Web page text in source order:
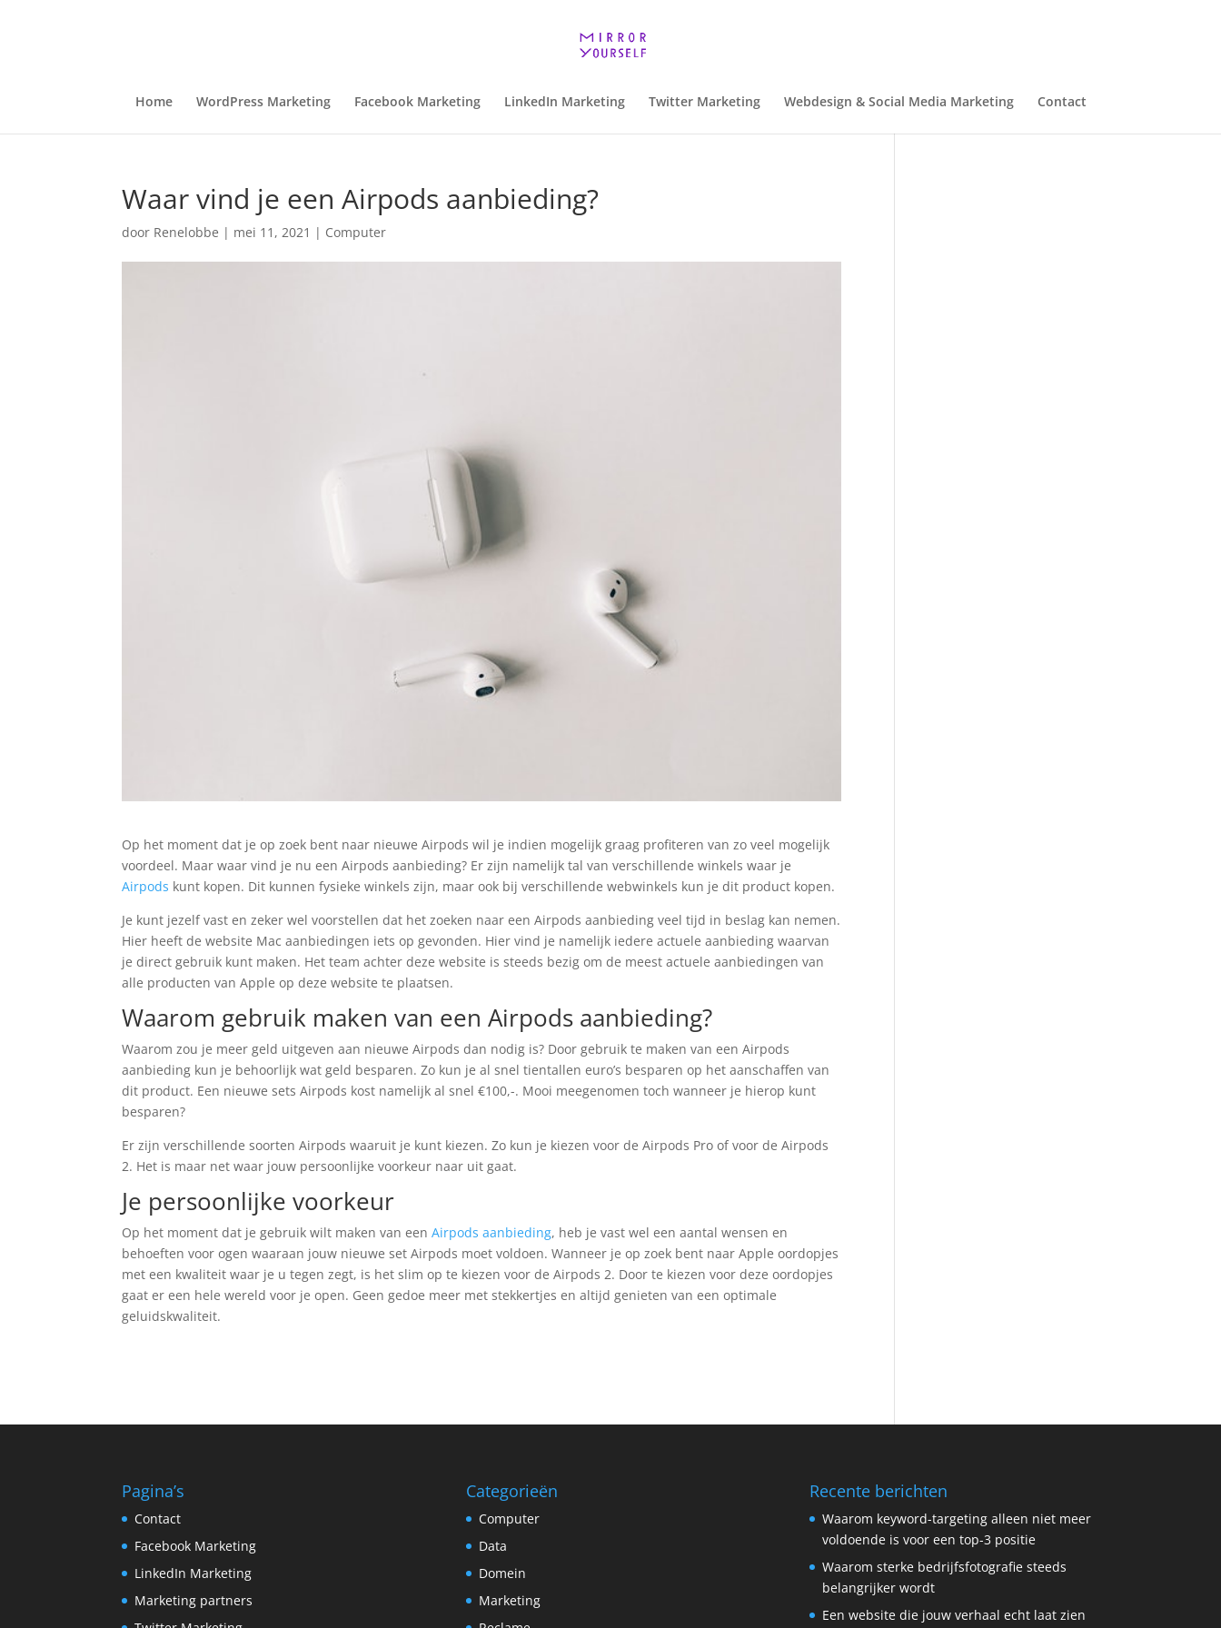
Home WordPress Marketing Facebook Marketing LinkedIn Marketing Twitter Marketing Webdesign & Social Media Marketing Contact
Waar vind je een Airpods aanbieding?
door Renelobbe | mei 11, 2021 | Computer
Op het moment dat je op zoek bent naar nieuwe Airpods wil je indien mogelijk graag profiteren van zo veel mogelijk
voordeel. Maar waar vind je nu een Airpods aanbieding? Er zijn namelijk tal van verschillende winkels waar je
Airpods kunt kopen. Dit kunnen fysieke winkels zijn, maar ook bij verschillende webwinkels kun je dit product kopen.
Je kunt jezelf vast en zeker wel voorstellen dat het zoeken naar een Airpods aanbieding veel tijd in beslag kan nemen.
Hier heeft de website Mac aanbiedingen iets op gevonden. Hier vind je namelijk iedere actuele aanbieding waarvan
je direct gebruik kunt maken. Het team achter deze website is steeds bezig om de meest actuele aanbiedingen van
alle producten van Apple op deze website te plaatsen.
Waarom gebruik maken van een Airpods aanbieding?
Waarom zou je meer geld uitgeven aan nieuwe Airpods dan nodig is? Door gebruik te maken van een Airpods
aanbieding kun je behoorlijk wat geld besparen. Zo kun je al snel tientallen euro’s besparen op het aanschaffen van
dit product. Een nieuwe sets Airpods kost namelijk al snel €100,-. Mooi meegenomen toch wanneer je hierop kunt
besparen?
Er zijn verschillende soorten Airpods waaruit je kunt kiezen. Zo kun je kiezen voor de Airpods Pro of voor de Airpods
2. Het is maar net waar jouw persoonlijke voorkeur naar uit gaat.
Je persoonlijke voorkeur
Op het moment dat je gebruik wilt maken van een Airpods aanbieding, heb je vast wel een aantal wensen en
behoeften voor ogen waaraan jouw nieuwe set Airpods moet voldoen. Wanneer je op zoek bent naar Apple oordopjes
met een kwaliteit waar je u tegen zegt, is het slim op te kiezen voor de Airpods 2. Door te kiezen voor deze oordopjes
gaat er een hele wereld voor je open. Geen gedoe meer met stekkertjes en altijd genieten van een optimale
geluidskwaliteit.
Pagina’s
Contact
Facebook Marketing
LinkedIn Marketing
Marketing partners
Categorieën
Computer
Data
Domein
Marketing
Recente berichten
Waarom keyword-targeting alleen niet meer
voldoende is voor een top-3 positie
Waarom sterke bedrijfsfotografie steeds
belangrijker wordt
Een website die jouw verhaal echt laat zien